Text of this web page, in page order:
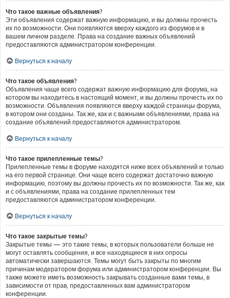
Что такое важные объявления?
Эти объявления содержат важную информацию, и вы должны прочесть
их по возможности. Они появляются вверху каждого из форумов и в
вашем личном разделе. Права на создание важных объявлений
предоставляются администратором конференции.
Вернуться к началу
Что такое объявления?
Объявления чаще всего содержат важную информацию для форума, на
котором вы находитесь в настоящий момент, и вы должны прочесть их по
возможности. Объявления появляются вверху каждой страницы форума,
в котором они созданы. Так же, как и с важными объявлениями, права на
создание объявлений предоставляются администратором.
Вернуться к началу
Что такое прилепленные темы?
Прилепленные темы в форуме находятся ниже всех объявлений и только
на его первой странице. Они чаще всего содержат достаточно важную
информацию, поэтому вы должны прочесть их по возможности. Так же, как
и с объявлениями, права на создание прилепленных тем
предоставляются администратором конференции.
Вернуться к началу
Что такое закрытые темы?
Закрытые темы — это такие темы, в которых пользователи больше не
могут оставлять сообщения, и все находящиеся в них опросы
автоматически завершаются. Темы могут быть закрыты по многим
причинам модератором форума или администратором конференции. Вы
также можете иметь возможность закрывать созданные вами темы, в
зависимости от прав, предоставленных вам администратором
конференции.